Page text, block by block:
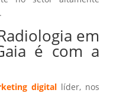
em
é com a
digital líder, nos